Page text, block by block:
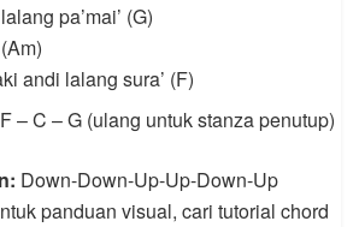
pa’mai’ (G)
andi lalang sura’ (F)
– C – G (ulang untuk stanza penutup)
Down-Down-Up-Up-Down-Up
panduan visual, cari tutorial chord